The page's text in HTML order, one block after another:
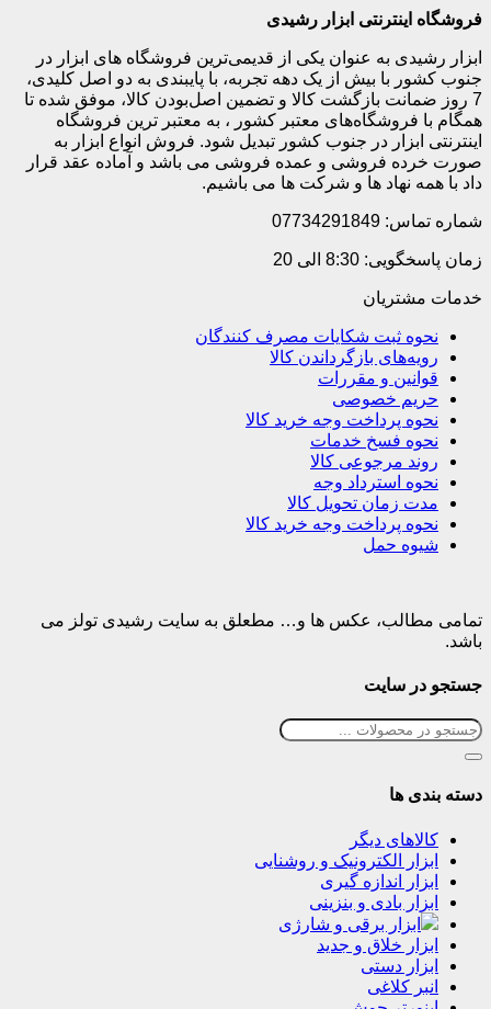
فروشگاه اینترنتی ابزار رشیدی
ابزار رشیدی به عنوان یکی از قدیمی‌ترین فروشگاه های ابزار در
جنوب کشور با بیش از یک دهه تجربه، با پایبندی به دو اصل کلیدی،
7 روز ضمانت بازگشت کالا و تضمین اصل‌بودن کالا، موفق شده تا
همگام با فروشگاه‌های معتبر کشور ، به معتبر ترین فروشگاه
اینترنتی ابزار در جنوب کشور تبدیل شود. فروش انواع ابزار به
صورت خرده فروشی و عمده فروشی می باشد و آماده عقد قرار
داد با همه نهاد ها و شرکت ها می باشیم.
شماره تماس: 07734291849
زمان پاسخگویی: 8:30 الی 20
خدمات مشتریان
نحوه ثبت شکایات مصرف کنندگان
رویه‌های بازگرداندن کالا
قوانین و مقررات
حریم خصوصی
نحوه پرداخت وجه خرید کالا
نحوه فسخ خدمات
روند مرجوعی کالا
نحوه استرداد وجه
مدت زمان تحویل کالا
نحوه پرداخت وجه خرید کالا
شیوه حمل
تمامی مطالب، عکس ها و… مطعلق به سایت رشیدی تولز می
باشد.
جستجو در سایت
دسته بندی ها
کالاهای دیگر
ابزار الکترونیک و روشنایی
ابزار اندازه گیری
ابزار بادی و بنزینی
ابزار برقی و شارژی
ابزار خلاق و جدید
ابزار دستی
انبر کلاغی